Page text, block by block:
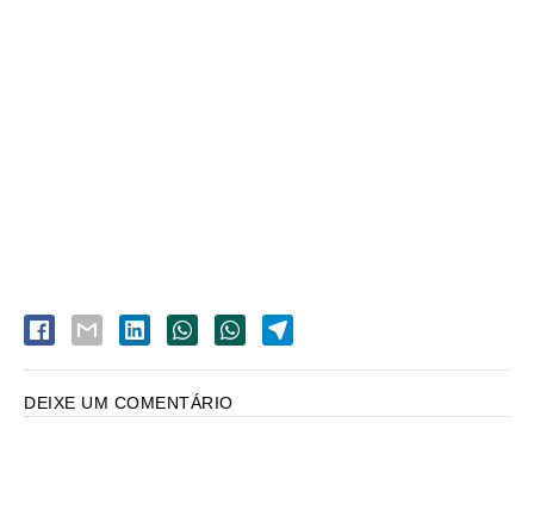
DEIXE UM COMENTÁRIO